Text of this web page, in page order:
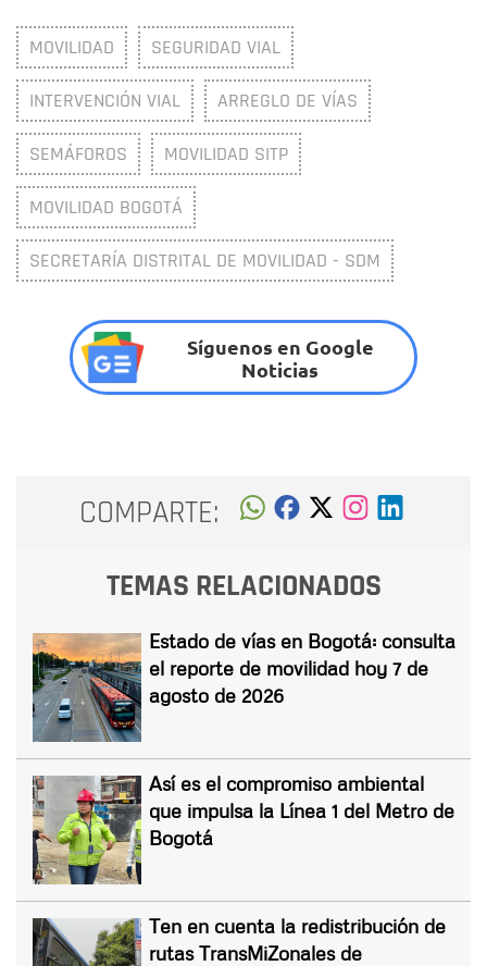
MOVILIDAD SEGURIDAD VIAL
INTERVENCIÓN VIAL ARREGLO DE VÍAS
SEMÁFOROS MOVILIDAD SITP
MOVILIDAD BOGOTÁ
SECRETARÍA DISTRITAL DE MOVILIDAD - SDM
Síguenos en Google
Noticias
COMPARTE:
TEMAS RELACIONADOS
Estado de vías en Bogotá: consulta
el reporte de movilidad hoy 7 de
agosto de 2026
Así es el compromiso ambiental
que impulsa la Línea 1 del Metro de
Bogotá
Ten en cuenta la redistribución de
rutas TransMiZonales de